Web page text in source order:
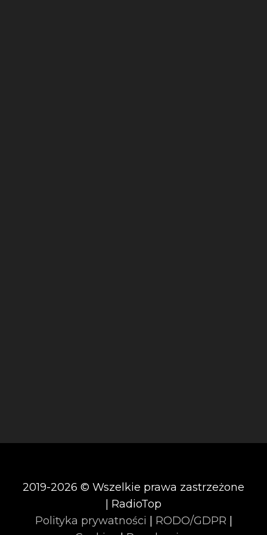
2019-2026 © Wszelkie prawa zastrzeżone
| RadioTop
Polityka prywatności
RODO/GDPR